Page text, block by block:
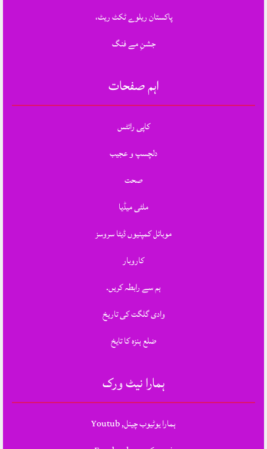
پاکستان ریلوے ٹکٹ ریٹ،
جشنِ مے فنگ
اہم صفحات
کاپی رائٹس
دلچسپ و عجیب
صحت
ملٹی میڈیا
موبائل کمپنیوں ڈیٹا سروسز
کاروبار
ہم سے رابطہ کریں.
وادی گلگت کی تاریخ
ضلع ہنزہ کا تایخ
ہمارا نیٹ ورک
ہمارا یوٹیوب چینل, Youtub